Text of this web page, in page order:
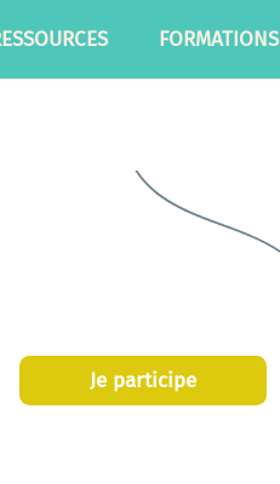
FORMATIONS
Je participe